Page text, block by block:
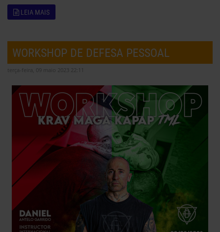
LEIA MAIS
WORKSHOP DE DEFESA PESSOAL
terça-feira, 09 maio 2023 22:11